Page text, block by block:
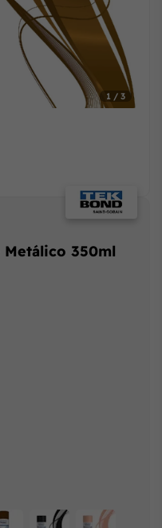
1 / 3
350ml